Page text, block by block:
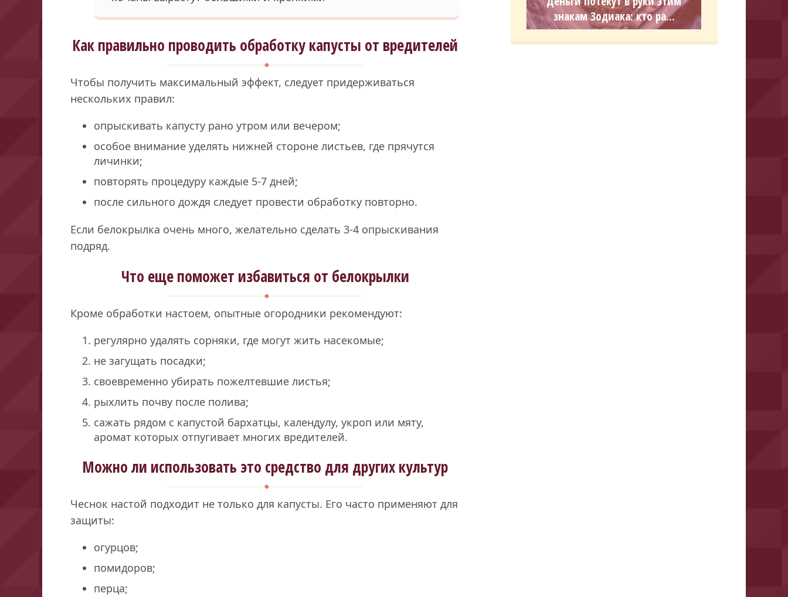
Как правильно проводить обработку капусты от вредителей
Чтобы получить максимальный эффект, следует придерживаться
нескольких правил:
опрыскивать капусту рано утром или вечером;
особое внимание уделять нижней стороне листьев, где прячутся
личинки;
повторять процедуру каждые 5-7 дней;
после сильного дождя следует провести обработку повторно.
Если белокрылка очень много, желательно сделать 3-4 опрыскивания
подряд.
Что еще поможет избавиться от белокрылки
Кроме обработки настоем, опытные огородники рекомендуют:
регулярно удалять сорняки, где могут жить насекомые;
не загущать посадки;
своевременно убирать пожелтевшие листья;
рыхлить почву после полива;
сажать рядом с капустой бархатцы, календулу, укроп или мяту,
аромат которых отпугивает многих вредителей.
Можно ли использовать это средство для других культур
Чеснок настой подходит не только для капусты. Его часто применяют для
защиты:
огурцов;
помидоров;
перца;
знакам Зодиака: кто ра...